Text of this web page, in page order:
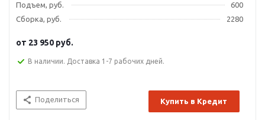
Подъем, руб.
600
Сборка, руб.
2280
от 23 950 руб.
В наличии. Доставка 1-7 рабочих дней.
Поделиться Купить в Кредит